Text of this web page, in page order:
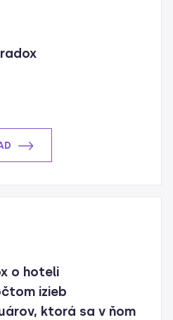
o hoteli
izieb
ktorá sa v ňom